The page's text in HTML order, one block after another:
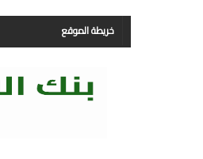
خريطة الموقع